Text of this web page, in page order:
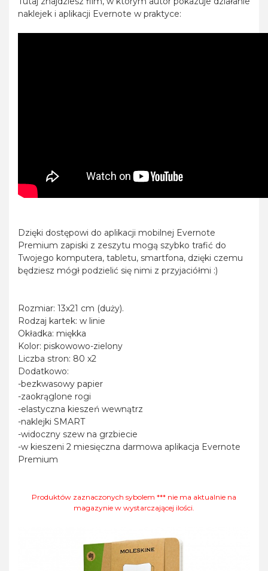
naklejek i aplikacji Evernote w praktyce:
Dzięki dostępowi do aplikacji mobilnej Evernote
Premium zapiski z zeszytu mogą szybko trafić do
Twojego komputera, tabletu, smartfona, dzięki czemu
będziesz mógł podzielić się nimi z przyjaciółmi :)
Rozmiar: 13x21 cm (duży).
Rodzaj kartek: w linie
Okładka: miękka
Kolor: piskowowo-zielony
Liczba stron: 80 x2
Dodatkowo:
-bezkwasowy papier
-zaokrąglone rogi
-elastyczna kieszeń wewnątrz
-naklejki SMART
-widoczny szew na grzbiecie
-w kieszeni 2 miesięczna darmowa aplikacja Evernote
Premium
Produktów zaznaczonych sybolem *** nie ma aktualnie na
magazynie w wystarczającej ilości.